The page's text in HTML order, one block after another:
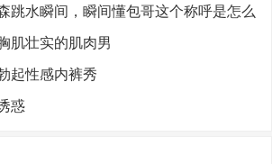
跳水瞬间，瞬间懂包哥这个称呼是怎么
肌壮实的肌肉男
起性感内裤秀
惑